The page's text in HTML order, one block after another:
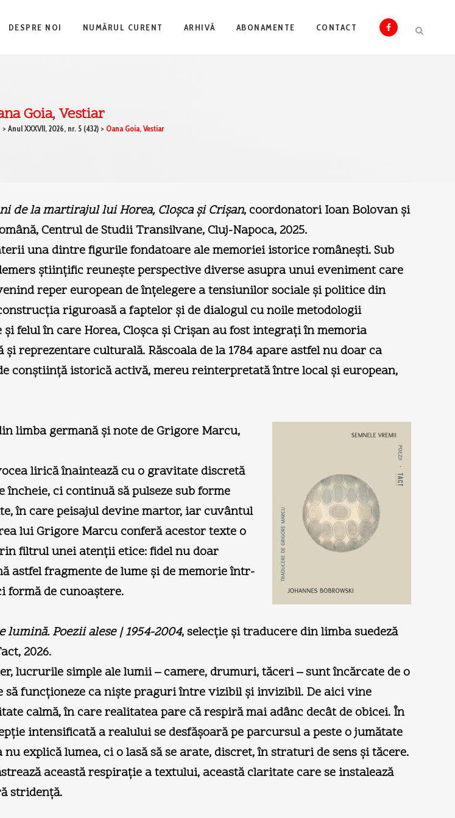
DESPRE NOI NUMĂRUL CURENT ARHIVĂ ABONAMENTE CONTACT
Goia, Vestiar
> Anul XXXVII, 2026, nr. 5 (432)> Oana Goia, Vestiar
de la martirajul lui Horea, Cloşca şi Crişan, coordonatori Ioan Bolovan şi
Centrul de Studii Transilvane, Cluj-Napoca, 2025.
una dintre figurile fondatoare ale memoriei istorice româneşti. Sub
ştiinţific reuneşte perspective diverse asupra unui eveniment care
reper european de înţelegere a tensiunilor sociale şi politice din
riguroasă a faptelor şi de dialogul cu noile metodologii
felul în care Horea, Cloşca şi Crişan au fost integraţi în memoria
reprezentare culturală. Răscoala de la 1784 apare astfel nu doar ca
conştiinţă istorică activă, mereu reinterpretată între local şi european,
limba germană şi note de Grigore Marcu,
lirică înaintează cu o gravitate discretă
ci continuă să pulseze sub forme
în care peisajul devine martor, iar cuvântul
lui Grigore Marcu conferă acestor texte o
filtrul unei atenţii etice: fidel nu doar
astfel fragmente de lume şi de memorie într-
formă de cunoaştere.
lumină. Poezii alese | 1954-2004, selecţie şi traducere din limba suedeză
2026.
lucrurile simple ale lumii – camere, drumuri, tăceri – sunt încărcate de o
să funcţioneze ca nişte praguri între vizibil şi invizibil. De aici vine
calmă, în care realitatea pare că respiră mai adânc decât de obicei. În
intensificată a realului se desfăşoară pe parcursul a peste o jumătate
nu explică lumea, ci o lasă să se arate, discret, în straturi de sens şi tăcere.
această respiraţie a textului, această claritate care se instalează
stridenţă.